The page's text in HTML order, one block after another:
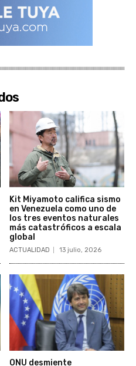
Kit Miyamoto califica sismo
en Venezuela como uno de
los tres eventos naturales
más catastróficos a escala
global
ACTUALIDAD 13 julio, 2026
ONU desmiente